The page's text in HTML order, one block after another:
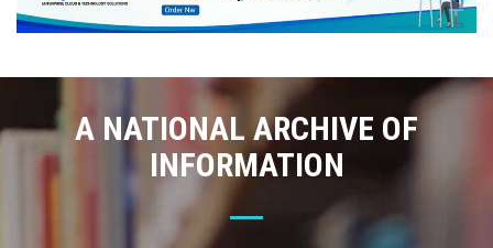
A NATIONAL ARCHIVE OF
INFORMATION